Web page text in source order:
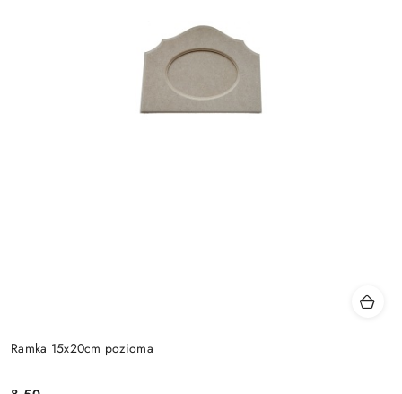
Ramka 15x20cm pozioma